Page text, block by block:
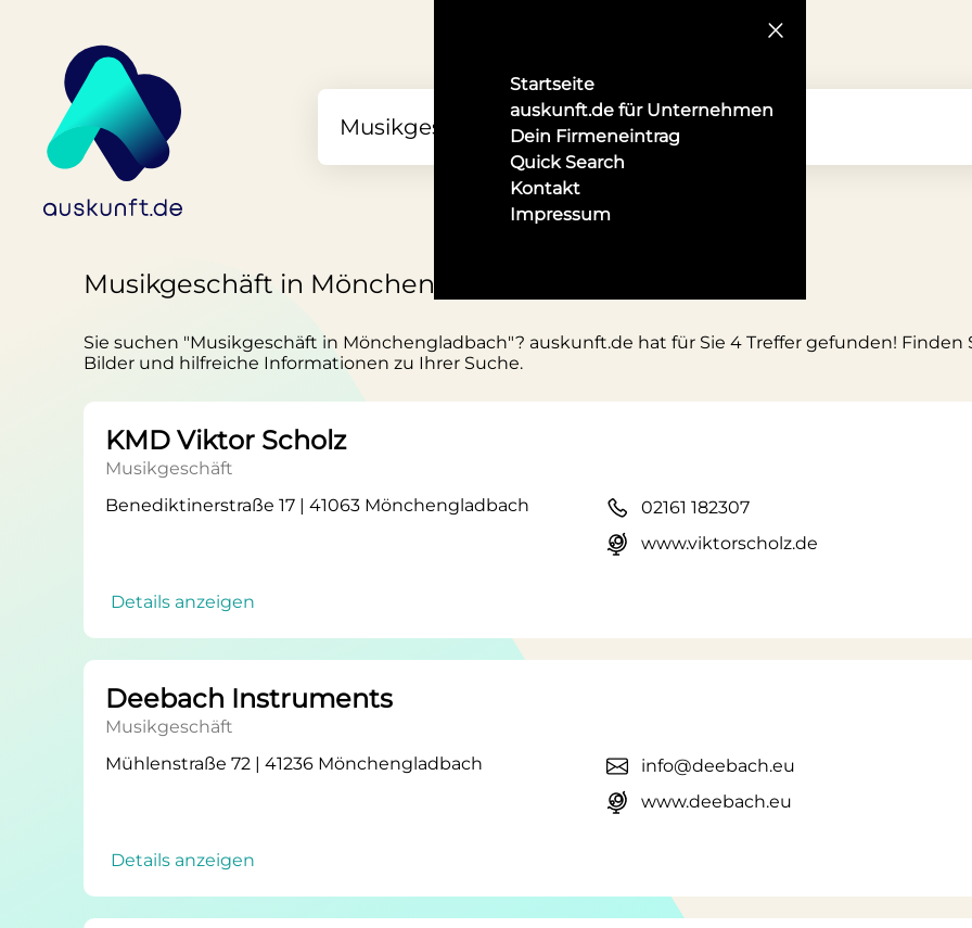
Startseite
auskunft.de für Unternehmen
Dein Firmeneintrag
Quick Search
Kontakt
Impressum
Musikgeschäft in Mönchengladbach
Sie suchen "Musikgeschäft in Mönchengladbach"? auskunft.de hat für Sie 4 Treffer gefunden!
Bilder und hilfreiche Informationen zu Ihrer Suche.
KMD Viktor Scholz
Musikgeschäft
Benediktinerstraße 17 | 41063 Mönchengladbach
Details anzeigen
02161 182307
www.viktorscholz.de
Deebach Instruments
Musikgeschäft
Mühlenstraße 72 | 41236 Mönchengladbach
Details anzeigen
info@deebach.eu
www.deebach.eu